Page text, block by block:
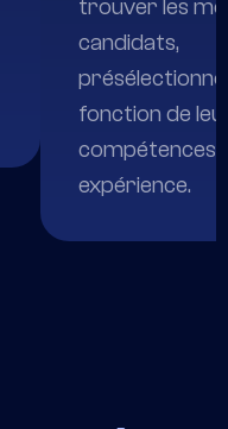
trouver les
candidats,
fonction de
compétences
expérience.